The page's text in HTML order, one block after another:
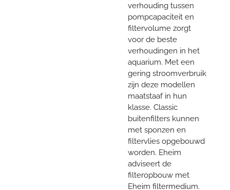
verhouding tussen
pompcapaciteit en
filtervolume zorgt
voor de beste
verhoudingen in het
aquarium. Met een
gering stroomverbruik
zijn deze modellen
maatstaaf in hun
klasse. Classic
buitenfilters kunnen
met sponzen en
filtervlies opgebouwd
worden. Eheim
adviseert de
filteropbouw met
Eheim filtermedium.